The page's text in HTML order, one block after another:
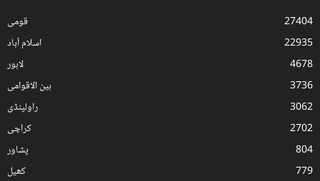
قومی
27404
اسلام آباد
22935
لاہور
4678
بین الاقوامی
3736
راولپنڈی
3062
کراچی
2702
پشاور
804
کھیل
779